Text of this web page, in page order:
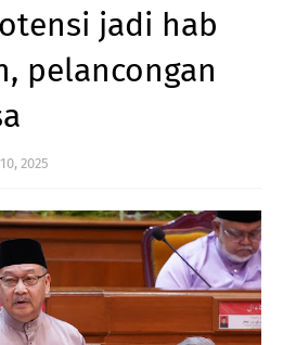
jadi hab
pelancongan
2025